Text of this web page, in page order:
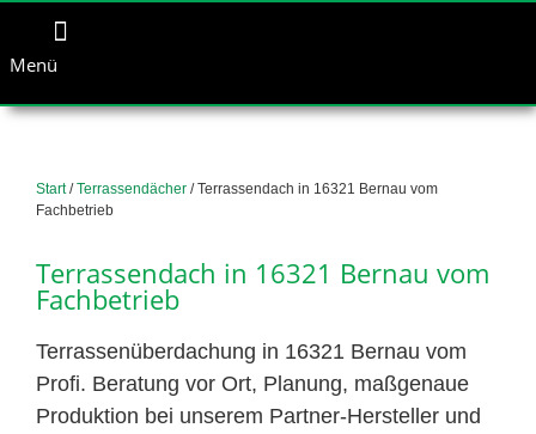
Menü
Start/Terrassendächer / Terrassendach in 16321 Bernau vom
Fachbetrieb
Terrassendach in 16321 Bernau vom
Fachbetrieb
Terrassenüberdachung in 16321 Bernau vom
Profi. Beratung vor Ort, Planung, maßgenaue
Produktion bei unserem Partner-Hersteller und